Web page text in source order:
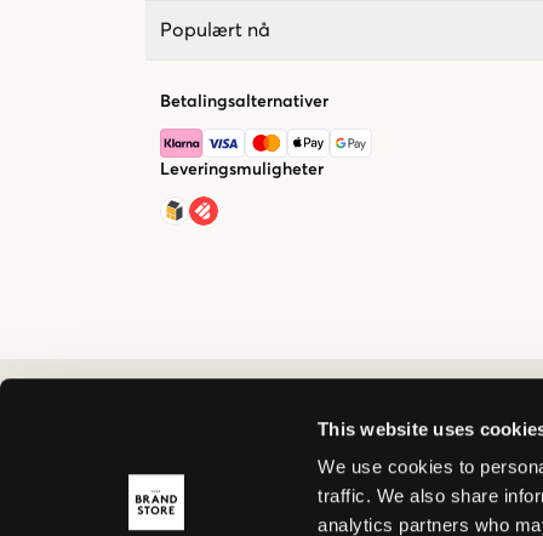
This website uses
We use cookies to
traffic. We also share
analytics partners who
Populært nå
Betalingsalternativer
Leveringsmuligheter